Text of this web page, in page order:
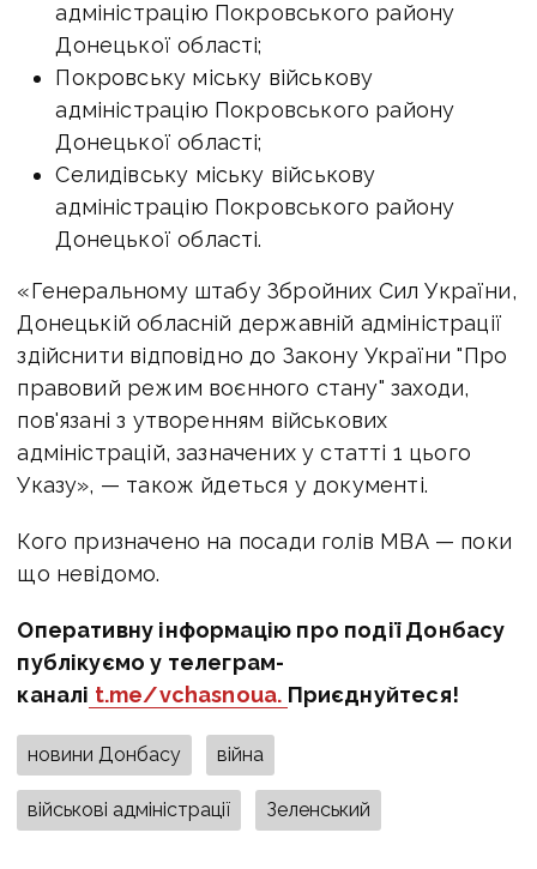
адміністрацію Покровського району
Донецької області;
Покровську міську військову
адміністрацію Покровського району
Донецької області;
Селидівську міську військову
адміністрацію Покровського району
Донецької області.
«Генеральному штабу Збройних Сил України,
Донецькій обласній державній адміністрації
здійснити відповідно до Закону України "Про
правовий режим воєнного стану" заходи,
пов'язані з утворенням військових
адміністрацій, зазначених у статті 1 цього
Указу», — також йдеться у документі.
Кого призначено на посади голів МВА — поки
що невідомо.
Оперативну інформацію про події Донбасу
публікуємо у телеграм-
каналі t.me/vchasnoua. Приєднуйтеся!
новини Донбасу війна
військові адміністрації Зеленський